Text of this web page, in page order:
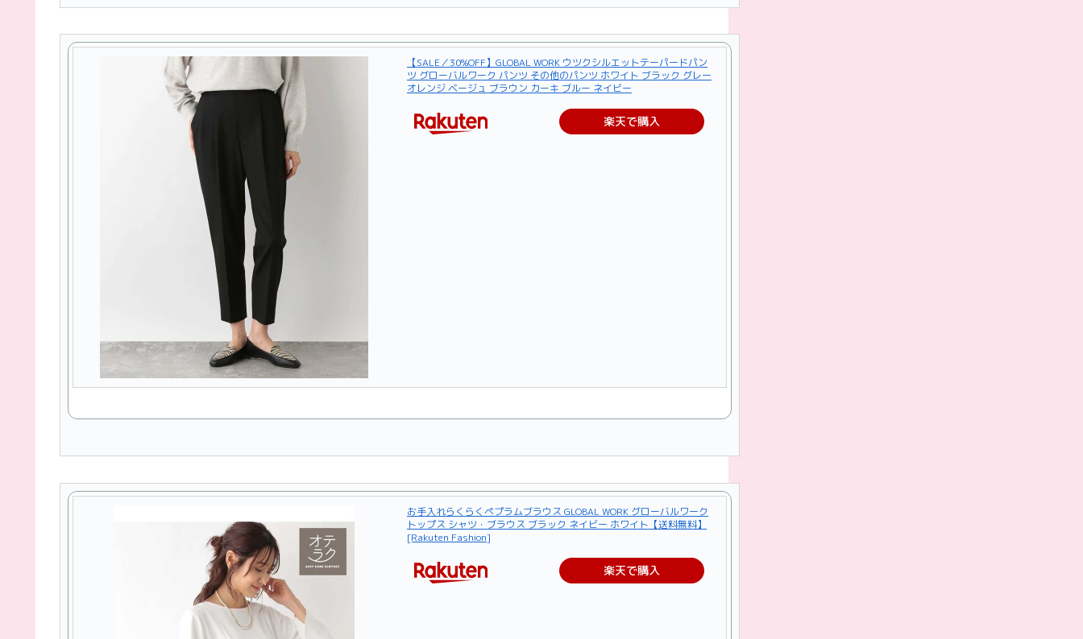
【SALE／30%OFF】GLOBAL WORK ウツクシルエットテーパードパン
ツ グローバルワーク パンツ その他のパンツ ホワイト ブラック グレー
オレンジ ベージュ ブラウン カーキ ブルー ネイビー
楽天で購入
お手入れらくらくペプラムブラウス GLOBAL WORK グローバルワーク
トップス シャツ・ブラウス ブラック ネイビー ホワイト【送料無料】
[Rakuten Fashion]
楽天で購入